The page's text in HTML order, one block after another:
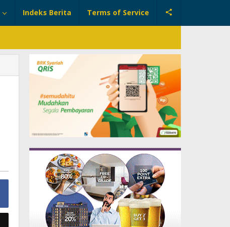
Indeks Berita Terms of Service